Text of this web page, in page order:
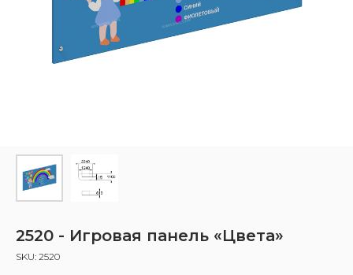
2520 - Игровая панель «Цвета»
SKU: 2520